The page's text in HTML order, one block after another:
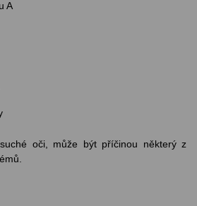
A
oči, může být příčinou některý z